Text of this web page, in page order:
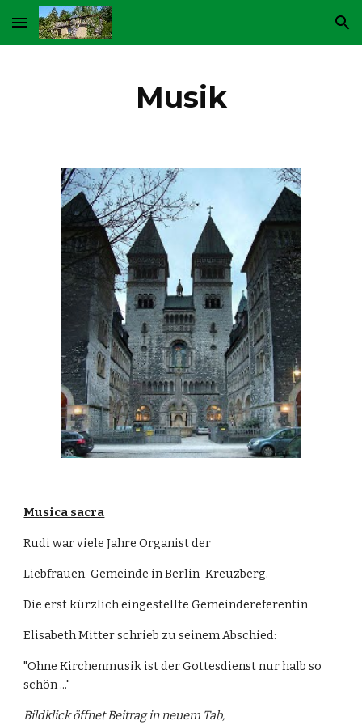
Skip to main content Skip to navigation
Musik
Musica sacra
Rudi war viele Jahre Organist der
Liebfrauen-Gemeinde in Berlin-Kreuzberg.
Die erst kürzlich eingestellte Gemeindereferentin
Elisabeth Mitter schrieb zu seinem Abschied:
"Ohne Kirchenmusik ist der Gottesdienst nur halb so
schön ..."
Bildklick öffnet Beitrag in neuem Tab,